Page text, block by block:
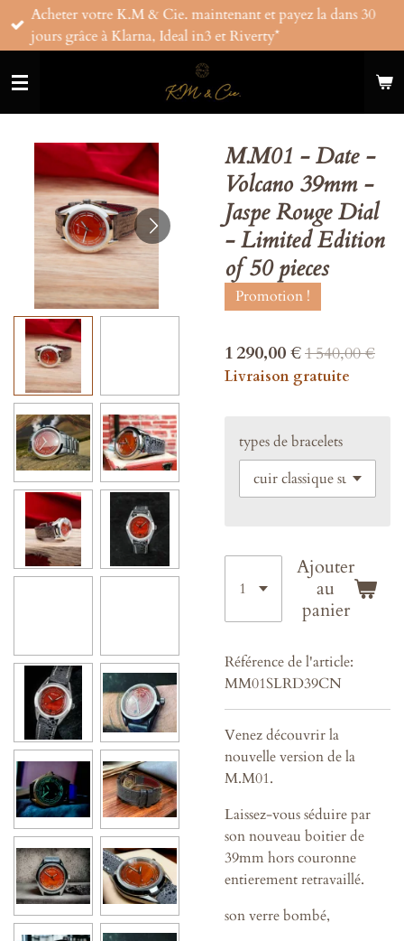
Passer
principal
Acheter votre K.M & Cie. maintenant et payez la dans 30
jours grâce à Klarna, Ideal in3 et Riverty*
M.M01 - Date -
Volcano 39mm -
Jaspe Rouge Dial
- Limited Edition
of 50 pieces
Promotion !
1 290,00 €1 540,00 €
Livraison gratuite
types de bracelets
Ajouter
au
panier
Référence de l'article:
MM01SLRD39CN
Venez découvrir la
nouvelle version de la
M.M01.
Laissez-vous séduire par
son nouveau boitier de
39mm hors couronne
entierement retravaillé.
son verre bombé,